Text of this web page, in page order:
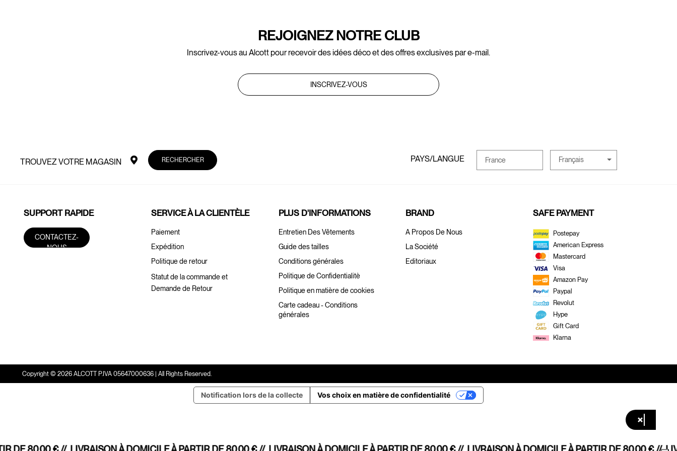
REJOIGNEZ NOTRE CLUB
Inscrivez-vous au Alcott pour recevoir des idées déco et des offres exclusives par e-mail.
INSCRIVEZ-VOUS
TROUVEZ VOTRE MAGASIN RECHERCHER PAYS/LANGUE France Français
SUPPORT RAPIDE
CONTACTEZ-
NOUS
SERVICE À LA CLIENTÈLE
Paiement
Expédition
Politique de retour
Statut de la commande et
Demande de Retour
PLUS D'INFORMATIONS
Entretien Des Vêtements
Guide des tailles
Conditions générales
Politique de Confidentialitè
Politique en matière de cookies
Carte cadeau - Conditions
générales
BRAND
A Propos De Nous
La Société
Editoriaux
SAFE PAYMENT
Postepay
American Express
Mastercard
Visa
Amazon Pay
Paypal
Revolut
Hype
Gift Card
Klarna
Copyright © 2026 ALCOTT P.IVA 05647000636 | All Rights Reserved.
×
Notification lors de la collecte Vos choix en matière de confidentialité